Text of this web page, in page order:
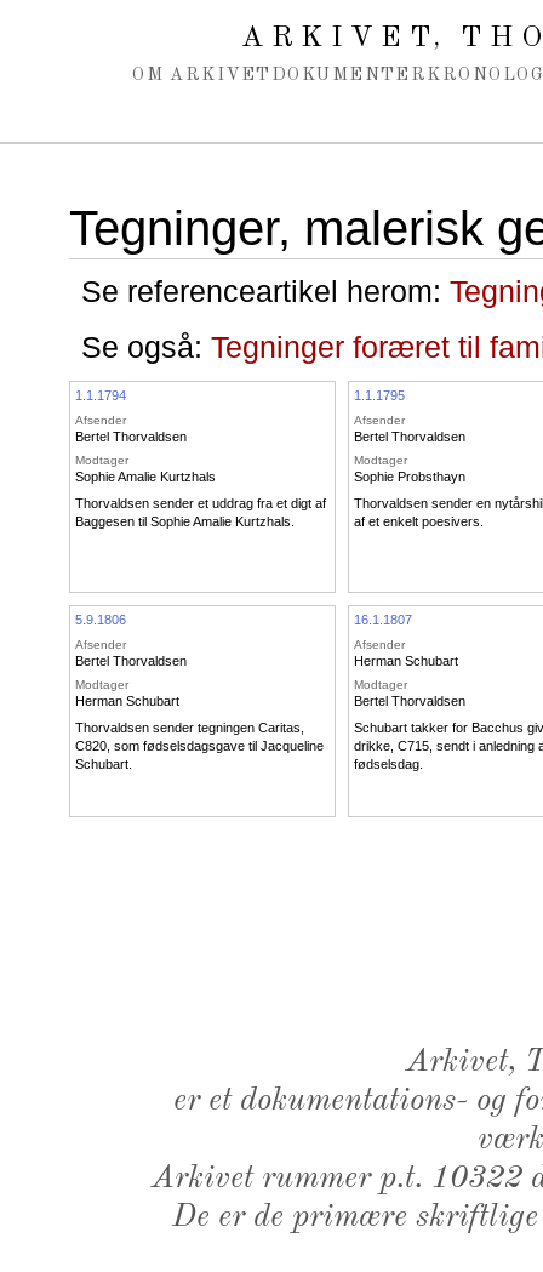
ARKIVET,
OM ARKIVET DOKUMENTER
Tegninger, malerisk
Se referenceartikel herom:
Se også: Tegninger foræret til
1.1.1794
Afsender
Bertel Thorvaldsen
Modtager
Sophie Amalie Kurtzhals
Thorvaldsen sender et uddrag fra et digt af
Baggesen til Sophie Amalie Kurtzhals.
1.1.1795
Afsender
Bertel Thorvaldsen
Modtager
Sophie Probsthayn
Thorvaldsen sender en
af et enkelt poesivers.
5.9.1806
Afsender
Bertel Thorvaldsen
Modtager
Herman Schubart
Thorvaldsen sender tegningen Caritas,
C820, som fødselsdagsgave til Jacqueline
Schubart.
16.1.1807
Afsender
Herman Schubart
Modtager
Bertel Thorvaldsen
Schubart takker for Bacchus
drikke, C715, sendt i anledning
fødselsdag.
Arkivet,
er et dokumentations- og
Arkivet rummer p.t. 10322
De er de primære